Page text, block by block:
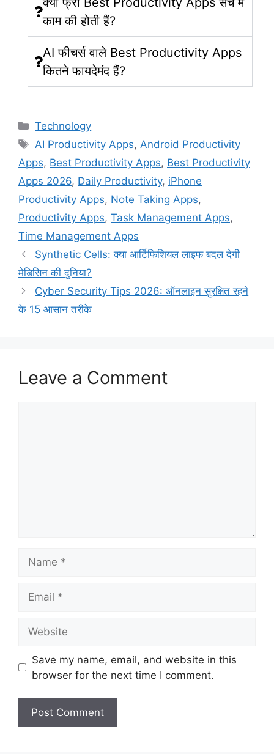
काम की होती हैं?
AI फीचर्स वाले Best Productivity Apps
कितने फायदेमंद हैं?
Technology
AI Productivity Apps, Android Productivity
Apps, Best Productivity Apps, Best Productivity
Apps 2026, Daily Productivity, iPhone
Productivity Apps, Note Taking Apps,
Productivity Apps, Task Management Apps,
Time Management Apps
Synthetic Cells: क्या आर्टिफिशियल लाइफ बदल देगी
मेडिसिन की दुनिया?
Cyber Security Tips 2026: ऑनलाइन सुरक्षित रहने
के 15 आसान तरीके
Leave a Comment
Save my name, email, and website in this
browser for the next time I comment.